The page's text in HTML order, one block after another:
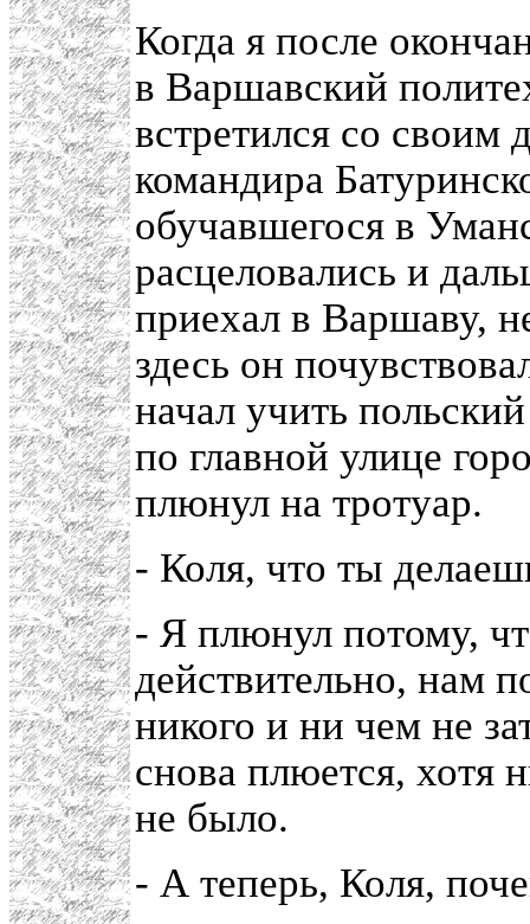
Когда я после
в Варшавский
встретился со своим
командира
обучавшегося в
расцеловались и
приехал в Варшаву,
здесь он
начал учить
по главной улице
плюнул на тротуар.
- Коля, что ты
- Я плюнул потому,
действительно, нам
никого и ни чем не
снова плюется, хотя
не было.
- А теперь, Коля,